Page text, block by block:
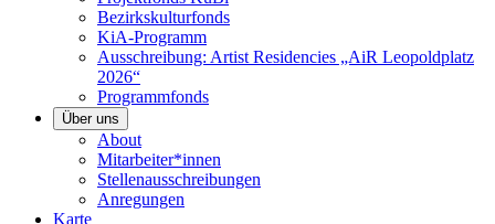
Bezirkskulturfonds
KiA-Programm
Ausschreibung: Artist Residencies „AiR Leopoldplatz
2026“
Programmfonds
Über uns
About
Mitarbeiter*innen
Stellenausschreibungen
Anregungen
Karte